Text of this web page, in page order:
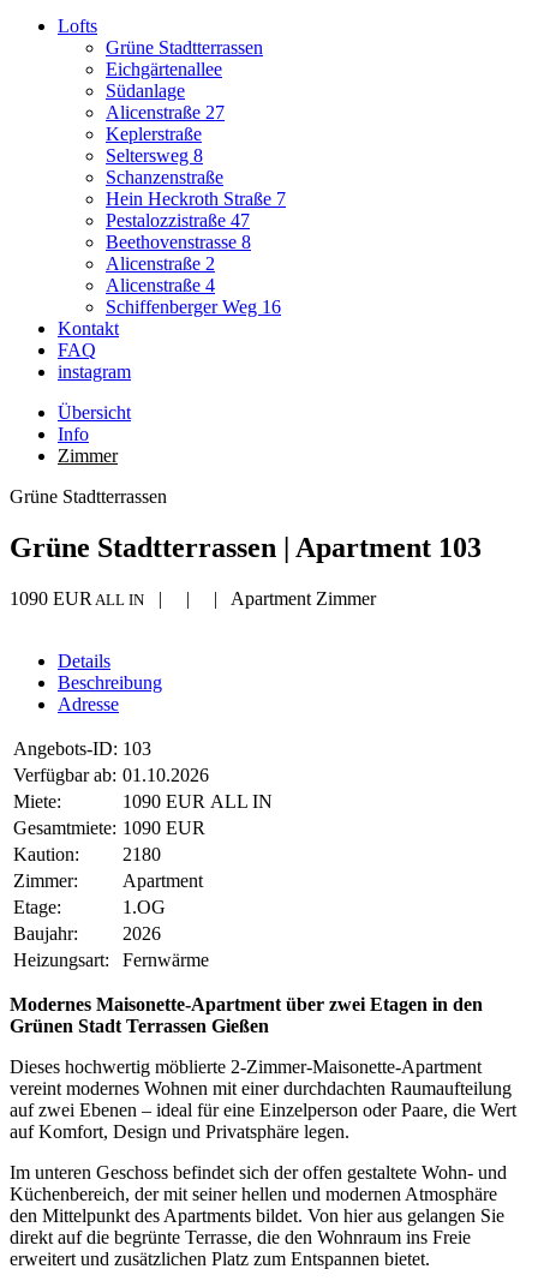
Lofts
Grüne Stadtterrassen
Eichgärtenallee
Südanlage
Alicenstraße 27
Keplerstraße
Seltersweg 8
Schanzenstraße
Hein Heckroth Straße 7
Pestalozzistraße 47
Beethovenstrasse 8
Alicenstraße 2
Alicenstraße 4
Schiffenberger Weg 16
Kontakt
FAQ
instagram
Übersicht
Info
Zimmer
Grüne Stadtterrassen
Grüne Stadtterrassen | Apartment 103
1090 EUR ALL IN | | | Apartment Zimmer
Details
Beschreibung
Adresse
Angebots-ID: 103
Verfügbar ab: 01.10.2026
Miete:
1090 EUR ALL IN
Gesamtmiete: 1090 EUR
Kaution:
2180
Zimmer:
Apartment
Etage:
1.OG
Baujahr:
2026
Heizungsart:
Fernwärme
Modernes Maisonette-Apartment über zwei Etagen in den
Grünen Stadt Terrassen Gießen
Dieses hochwertig möblierte 2-Zimmer-Maisonette-Apartment
vereint modernes Wohnen mit einer durchdachten Raumaufteilung
auf zwei Ebenen – ideal für eine Einzelperson oder Paare, die Wert
auf Komfort, Design und Privatsphäre legen.
Im unteren Geschoss befindet sich der offen gestaltete Wohn- und
Küchenbereich, der mit seiner hellen und modernen Atmosphäre
den Mittelpunkt des Apartments bildet. Von hier aus gelangen Sie
direkt auf die begrünte Terrasse, die den Wohnraum ins Freie
erweitert und zusätzlichen Platz zum Entspannen bietet.